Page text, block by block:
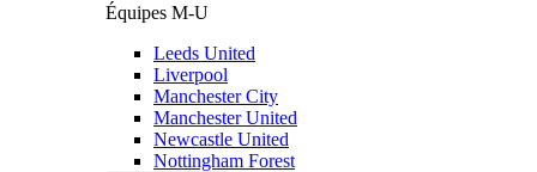
Équipes M-U
Leeds United
Liverpool
Manchester City
Manchester United
Newcastle United
Nottingham Forest